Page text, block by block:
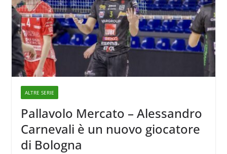
ALTRE SERIE
Pallavolo Mercato – Alessandro
Carnevali è un nuovo giocatore
di Bologna